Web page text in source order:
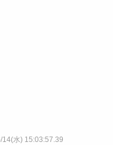
14(水) 15:03:57.39